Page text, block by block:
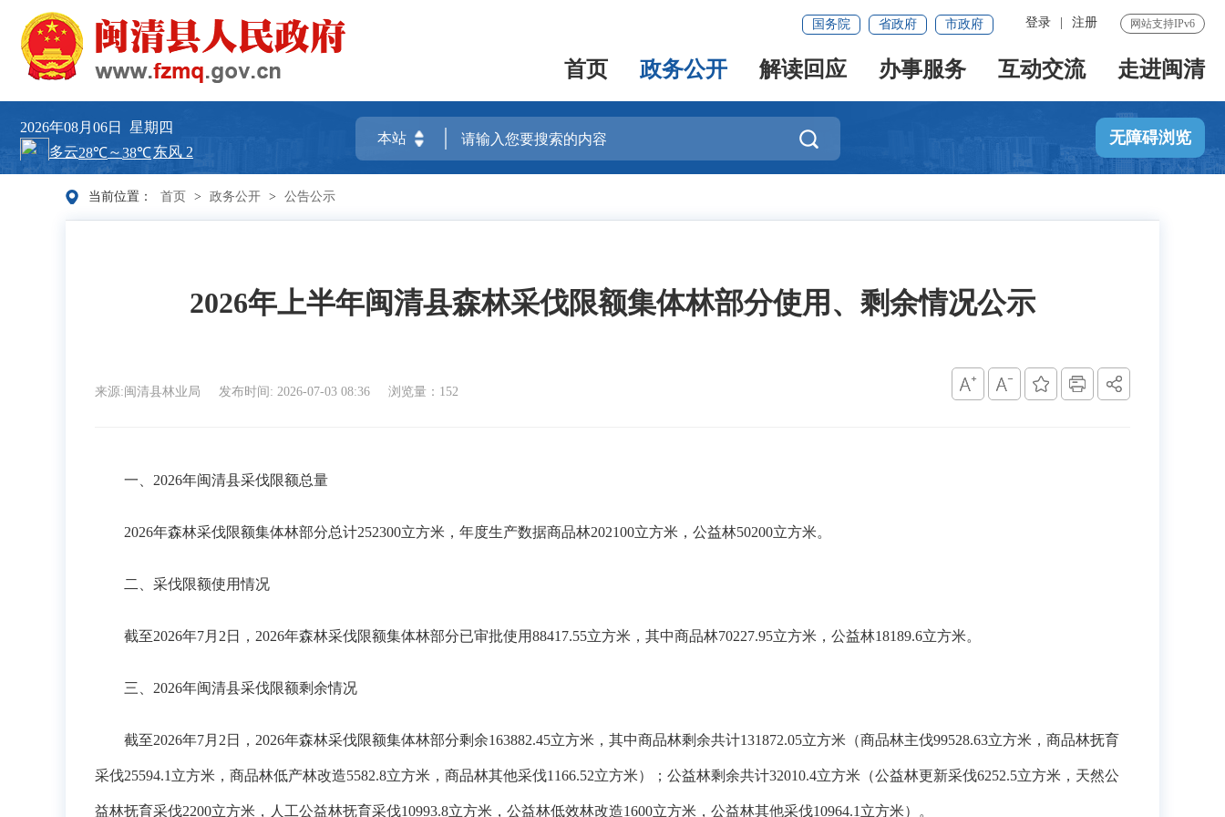
网站支持IPv6
登录 注册
国务院 省政府 市政府
首页 政务公开 解读回应 办事服务 互动交流 走进闽清
2026年08月06日 星期四
 无障碍浏览
当前位置： 首页 > 政务公开 > 公告公示
2026年上半年闽清县森林采伐限额集体林部分使用、剩余情况公示
来源:闽清县林业局 发布时间: 2026-07-03 08:36 浏览量：152
一、2026年闽清县采伐限额总量
2026年森林采伐限额集体林部分总计252300立方米，年度生产数据商品林202100立方米，公益林50200立方米。
二、采伐限额使用情况
截至2026年7月2日，2026年森林采伐限额集体林部分已审批使用88417.55立方米，其中商品林70227.95立方米，公益林18189.6立方米。
三、2026年闽清县采伐限额剩余情况
截至2026年7月2日，2026年森林采伐限额集体林部分剩余163882.45立方米，其中商品林剩余共计131872.05立方米（商品林主伐99528.63立方米，商品林抚育
采伐25594.1立方米，商品林低产林改造5582.8立方米，商品林其他采伐1166.52立方米）；公益林剩余共计32010.4立方米（公益林更新采伐6252.5立方米，天然公
益林抚育采伐2200立方米，人工公益林抚育采伐10993.8立方米，公益林低效林改造1600立方米，公益林其他采伐10964.1立方米）。